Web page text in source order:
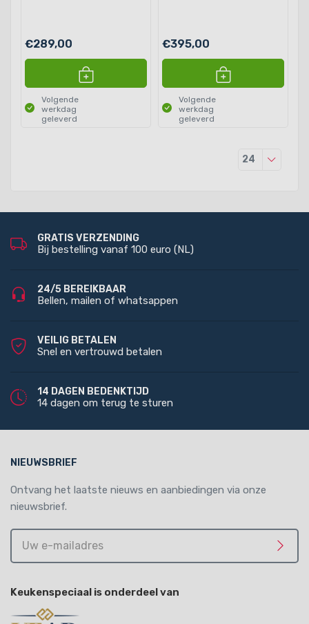
€289,00
Volgende
werkdag
geleverd
€395,00
Volgende
werkdag
geleverd
24
GRATIS VERZENDING
Bij bestelling vanaf 100 euro (NL)
24/5 BEREIKBAAR
Bellen, mailen of whatsappen
VEILIG BETALEN
Snel en vertrouwd betalen
14 DAGEN BEDENKTIJD
14 dagen om terug te sturen
NIEUWSBRIEF
Ontvang het laatste nieuws en aanbiedingen via onze
nieuwsbrief.
Meld
Keukenspeciaal is onderdeel van